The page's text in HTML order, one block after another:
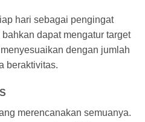
hari sebagai pengingat
dapat mengatur target
dengan jumlah
beraktivitas.
merencanakan semuanya.